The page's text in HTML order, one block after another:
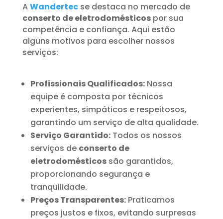
AWandertecse destaca no mercado de
conserto de eletrodomésticospor sua
competência e confiança. Aqui estão
alguns motivos para escolher nossos
serviços:
Profissionais Qualificados:Nossa
equipe é composta por técnicos
experientes, simpáticos e respeitosos,
garantindo um serviço de alta qualidade.
Serviço Garantido:Todos os nossos
serviços de conserto de
eletrodomésticossão garantidos,
proporcionando segurança e
tranquilidade.
Preços Transparentes:Praticamos
preços justos e fixos, evitando surpresas